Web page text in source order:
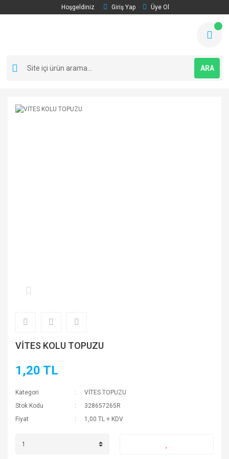
Hoşgeldiniz Giriş Yap Üye Ol
ARA
VİTES KOLU TOPUZU
1,20 TL
Kategori
VİTES TOPUZU
Stok Kodu
328657265R
Fiyat
1,00 TL + KDV